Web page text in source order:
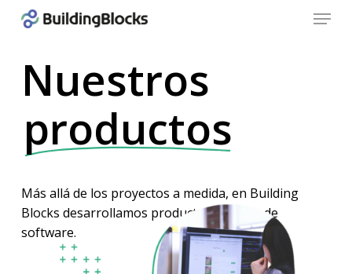
content
Menu
Nuestros
productos
Más allá de los proyectos a medida, en Building
Blocks desarrollamos productos propios
de
software.